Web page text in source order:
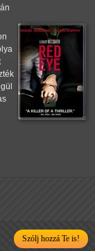
Szólj hozzá Te is!